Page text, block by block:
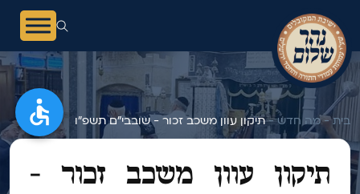
בית -מה חדש -תיקון עוון משכב זכור - שובבי"ם תשפ"ו
תיקון עוון משכב זכור -